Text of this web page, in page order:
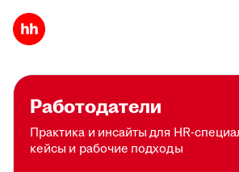
Работодатели
Практика и инсайты для HR-
кейсы и рабочие подходы